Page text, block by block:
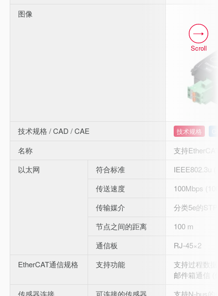
图像
技术规格 / CAD / CAE 技术规格
名称
支持
以太网
符合标准
IEEE802.3u
传送速度
100Mbps
传输媒介
分类5e的STP
节点之间的距离
100 m
通信板
RJ-45×2
EtherCAT通信规格
支持功能
支持过程数
邮件箱通信 (
传感器连接
可连接的传感器 支持N-bus的
Scroll